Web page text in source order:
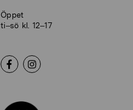
Öppet
ti–sö kl. 12–17